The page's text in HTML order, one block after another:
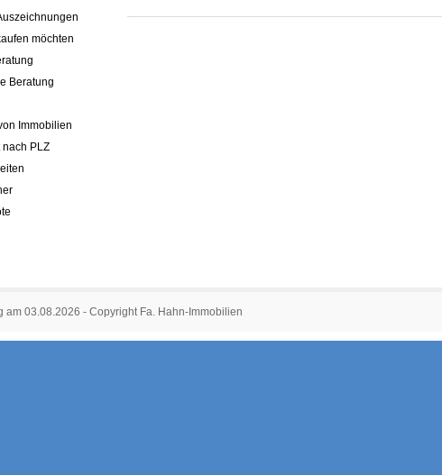
möchten
Beratung
Immobilien
nach PLZ
am 03.08.2026 - Copyright Fa. Hahn-Immobilien